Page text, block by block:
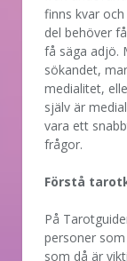
finns kvar
del behöver
få säga adjö.
sökandet,
medialitet,
själv är
vara ett
frågor.
Förstå
På
personer
som då är